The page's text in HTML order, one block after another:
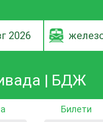
2026
| БДЖ
Билети